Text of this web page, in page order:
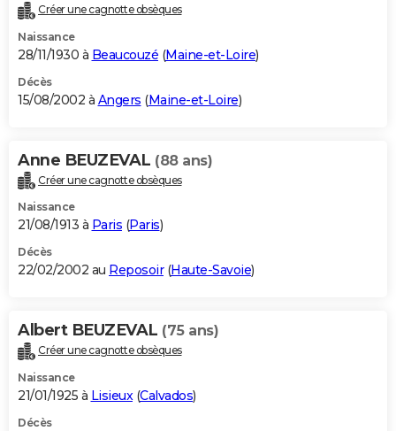
Créer une cagnotte obsèques
Naissance
28/11/1930 à Beaucouzé (Maine-et-Loire)
Décès
15/08/2002 à Angers (Maine-et-Loire)
Anne BEUZEVAL (88 ans)
Créer une cagnotte obsèques
Naissance
21/08/1913 à Paris (Paris)
Décès
22/02/2002 au Reposoir(Haute-Savoie)
Albert BEUZEVAL (75 ans)
Créer une cagnotte obsèques
Naissance
21/01/1925 à Lisieux(Calvados)
Décès